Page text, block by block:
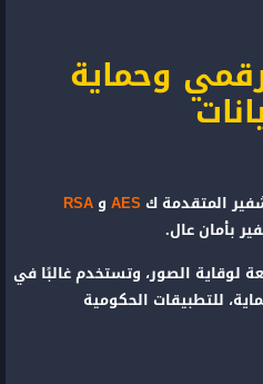
وحماية
المتقدمة ك AES و RSA
بأمان عال.
لوقاية الصور، وتستخدم غالبًا في
للتطبيقات الحكومية